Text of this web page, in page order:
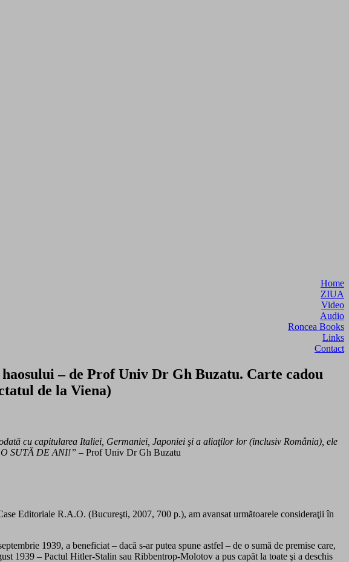
Home
ZIUA
Video
Audio
Roncea Books
Links
Contact
– de Prof Univ Dr Gh Buzatu. Carte cadou
de la Viena)
cu capitularea Italiei, Germaniei, Japoniei şi a aliaţilor lor (inclusiv România), ele
SUTĂ DE ANI!” – Prof Univ Dr Gh Buzatu
Editoriale R.A.O. (Bucureşti, 2007, 700 p.), am avansat următoarele consideraţii în
1939, a beneficiat – dacă s-ar putea spune astfel – de o sumă de premise care,
1939 – Pactul Hitler-Stalin sau Ribbentrop-Molotov a pus capăt la toate şi a deschis